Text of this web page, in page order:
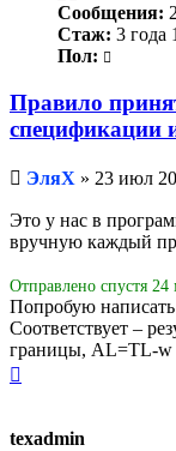
Сообщения:
Стаж: 3 года
Пол:
Правило
спецификации
Непрочитанное
ЭляХ » 23 июл
Это у нас в
вручную каждый
Отправлено спустя
Попробую
Соответствует –
границы, AL=TL-w
texadmin